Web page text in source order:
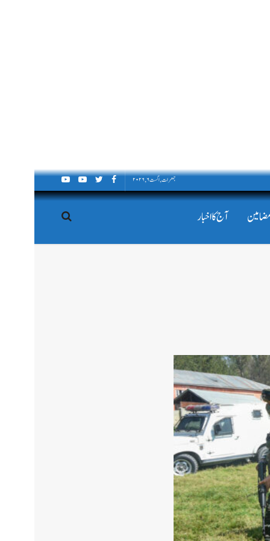
جمعرات, اگست ۶, ۲۰۲۶
آج کا اخبار